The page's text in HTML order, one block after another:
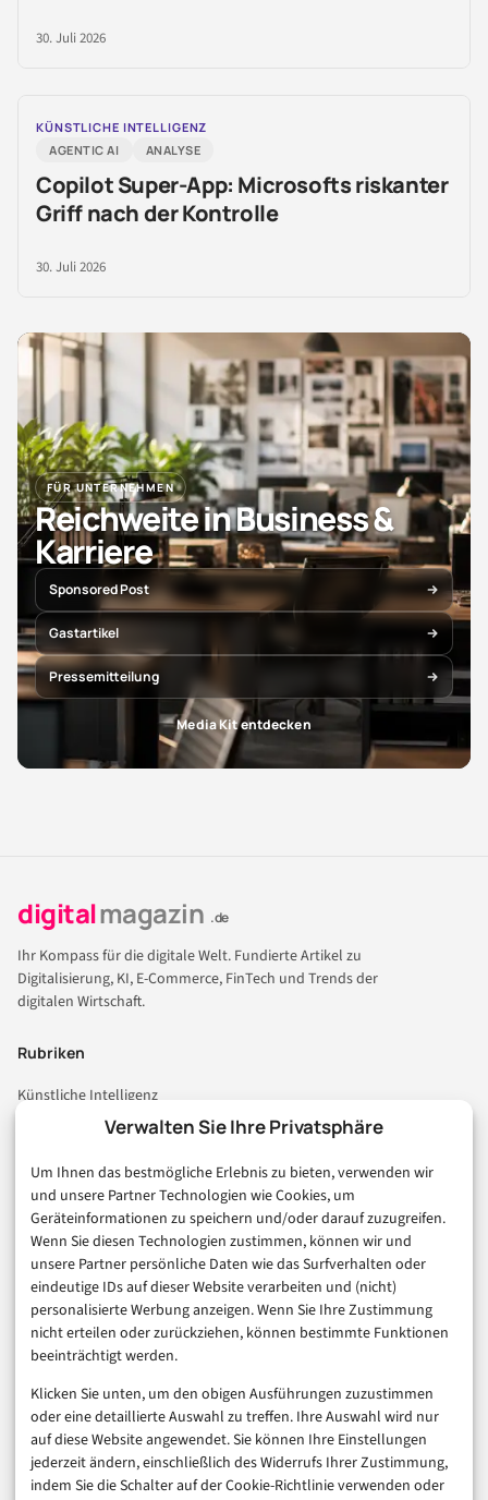
Verwalten Sie Ihre Privatsphäre
Um Ihnen das bestmögliche Erlebnis zu bieten, verwenden wir
und unsere Partner Technologien wie Cookies, um
Geräteinformationen zu speichern und/oder darauf zuzugreifen.
Wenn Sie diesen Technologien zustimmen, können wir und
unsere Partner persönliche Daten wie das Surfverhalten oder
eindeutige IDs auf dieser Website verarbeiten und (nicht)
personalisierte Werbung anzeigen. Wenn Sie Ihre Zustimmung
nicht erteilen oder zurückziehen, können bestimmte Funktionen
beeinträchtigt werden.
Klicken Sie unten, um den obigen Ausführungen zuzustimmen
oder eine detaillierte Auswahl zu treffen. Ihre Auswahl wird nur
auf diese Website angewendet. Sie können Ihre Einstellungen
jederzeit ändern, einschließlich des Widerrufs Ihrer Zustimmung,
indem Sie die Schalter auf der Cookie-Richtlinie verwenden oder
30. Juli 2026
KÜNSTLICHE INTELLIGENZ
AGENTIC AI
ANALYSE
Copilot Super-App: Microsofts riskanter
Griff nach der Kontrolle
30. Juli 2026
FÜR UNTERNEHMEN
Reichweite in Business &
Karriere
Sponsored Post
Gastartikel
Pressemitteilung
Media Kit entdecken
digitalmagazin .de
Ihr Kompass für die digitale Welt. Fundierte Artikel zu
Digitalisierung, KI, E-Commerce, FinTech und Trends der
digitalen Wirtschaft.
Rubriken
Künstliche Intelligenz
Technologie & IT
Consumer & Digital Life
Marketing
Finanzen & FinTech
Business & Karriere
Sicherheit & Recht
Digitalisierung
Marketing
Magazin
Unsere Redaktion
Werbeformate & Media Kit